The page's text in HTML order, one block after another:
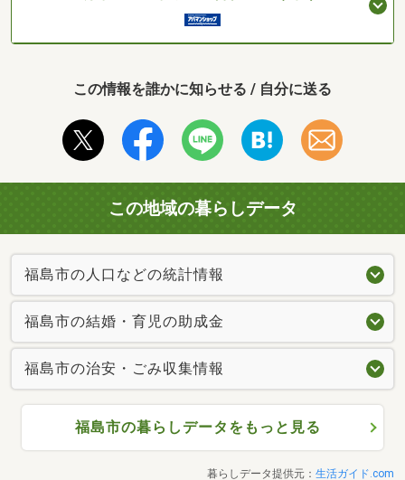
この情報を誰かに知らせる / 自分に送る
この地域の暮らしデータ
福島市の人口などの統計情報
福島市の結婚・育児の助成金
福島市の治安・ごみ収集情報
福島市の暮らしデータをもっと見る
暮らしデータ提供元： 生活ガイド.com